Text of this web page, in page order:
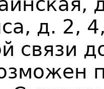
д. 2,
связи